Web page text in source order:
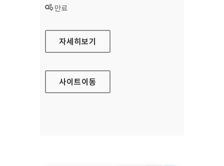
상태 :
만료
건설알림이 홈페이지
자세히보기
사이트이동